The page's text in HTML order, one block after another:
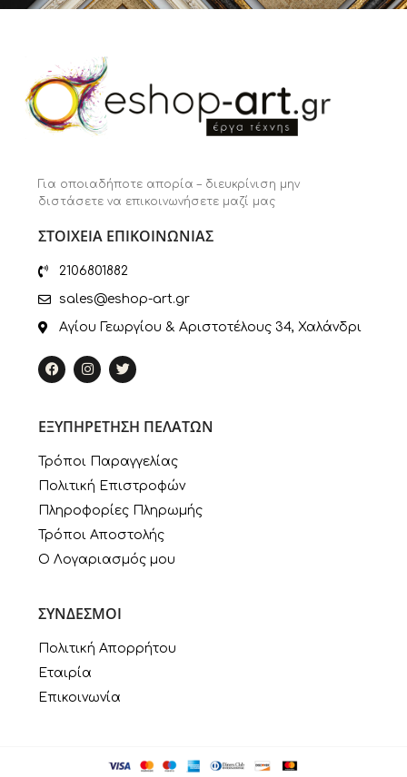
Για οποιαδήποτε απορία – διευκρίνιση μην
διστάσετε να επικοινωνήσετε μαζί μας
ΣΤΟΙΧΕΙΑ ΕΠΙΚΟΙΝΩΝΙΑΣ
2106801882
sales@eshop-art.gr
Αγίου Γεωργίου & Αριστοτέλους 34, Χαλάνδρι
ΕΞΥΠΗΡΕΤΗΣΗ ΠΕΛΑΤΩΝ
Τρόποι Παραγγελίας
Πολιτική Επιστροφών
Πληροφορίες Πληρωμής
Τρόποι Αποστολής
Ο Λογαριασμός μου
ΣΥΝΔΕΣΜΟΙ
Πολιτική Απορρήτου
Εταιρία
Επικοινωνία